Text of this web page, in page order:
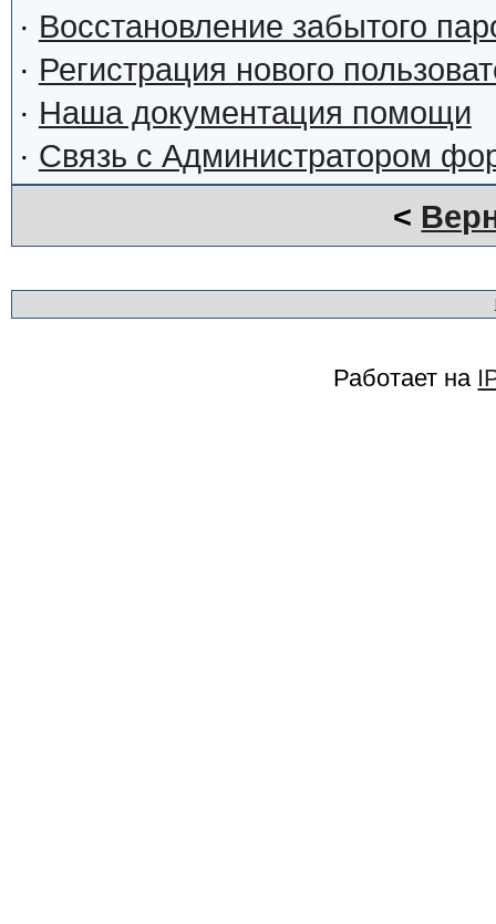
· Восстановление забытого
· Регистрация нового
· Наша документация помощи
· Связь с Администратором
<
Работает на